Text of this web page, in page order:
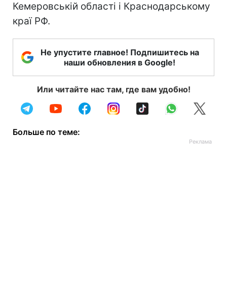
Кемеровській області і Краснодарському
краї РФ.
Не упустите главное! Подпишитесь на
наши обновления в Google!
Или читайте нас там, где вам удобно!
Больше по теме: